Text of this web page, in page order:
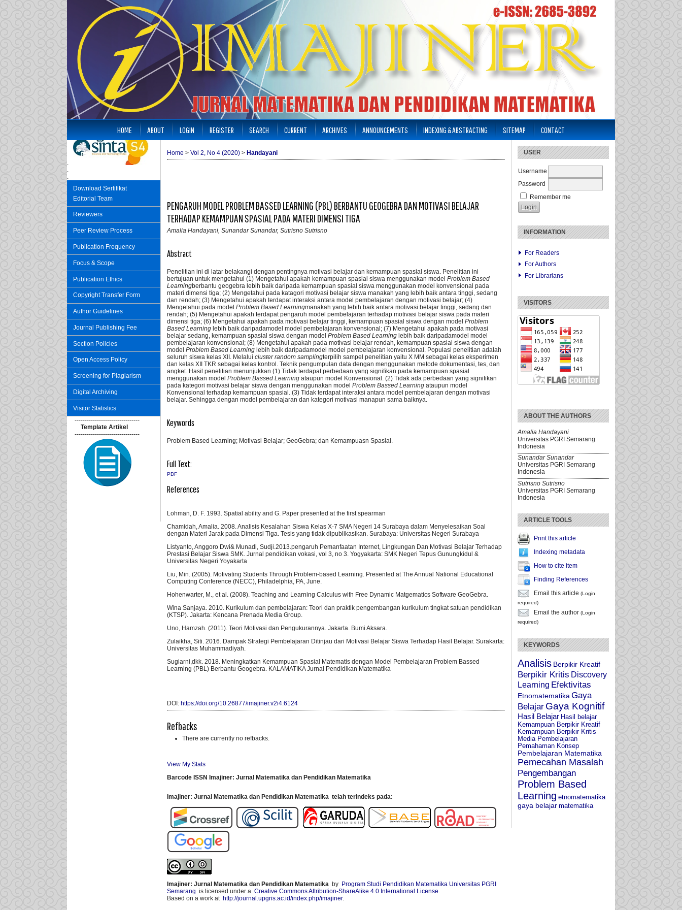
.
.
.
Download Sertifikat
Editorial Team
Reviewers
Peer Review Process
Publication Frequency
Focus & Scope
Publication Ethics
Copyright Transfer Form
Author Guidelines
Journal Publishing Fee
Section Policies
Open Access Policy
Screening for Plagiarism
Digital Archiving
Visitor Statistics
--------------------------------
Template Artikel
--------------------------------
USER
Username
Password
Remember me
INFORMATION
For Readers
For Authors
For Librarians
VISITORS
ABOUT THE AUTHORS
Amalia Handayani
Universitas PGRI Semarang
Indonesia
Sunandar Sunandar
Universitas PGRI Semarang
Indonesia
Sutrisno Sutrisno
Universitas PGRI Semarang
Indonesia
ARTICLE TOOLS
Print this article
Indexing metadata
How to cite item
Finding References
Email this article (Login
required)
Email the author (Login
required)
KEYWORDS
Analisis Berpikir Kreatif
Berpikir Kritis Discovery
Learning Efektivitas
Etnomatematika Gaya
Belajar Gaya Kognitif
Hasil Belajar Hasil belajar
Kemampuan Berpikir Kreatif
Kemampuan Berpikir Kritis
Media Pembelajaran
Pemahaman Konsep
Pembelajaran Matematika
Pemecahan Masalah
Pengembangan
Problem Based
Learning etnomatematika
gaya belajar matematika
HOME ABOUT LOGIN REGISTER SEARCH CURRENT ARCHIVES ANNOUNCEMENTS INDEXING & ABSTRACTING SITEMAP CONTACT
Home > Vol 2, No 4 (2020) > Handayani
PENGARUH MODEL PROBLEM BASSED LEARNING (PBL) BERBANTU GEOGEBRA DAN MOTIVASI BELAJAR
TERHADAP KEMAMPUAN SPASIAL PADA MATERI DIMENSI TIGA
Amalia Handayani, Sunandar Sunandar, Sutrisno Sutrisno
Abstract
Penelitian ini di latar belakangi dengan pentingnya motivasi belajar dan kemampuan spasial siswa. Penelitian ini
bertujuan untuk mengetahui (1) Mengetahui apakah kemampuan spasial siswa menggunakan model Problem Based
Learningberbantu geogebra lebih baik daripada kemampuan spasial siswa menggunakan model konvensional pada
materi dimensi tiga; (2) Mengetahui pada katagori motivasi belajar siswa manakah yang lebih baik antara tinggi, sedang
dan rendah; (3) Mengetahui apakah terdapat interaksi antara model pembelajaran dengan motivasi belajar; (4)
Mengetahui pada model Problem Based Learningmanakah yang lebih baik antara motivasi belajar tinggi, sedang dan
rendah; (5) Mengetahui apakah terdapat pengaruh model pembelajaran terhadap motivasi belajar siswa pada materi
dimensi tiga; (6) Mengetahui apakah pada motivasi belajar tinggi, kemampuan spasial siswa dengan model Problem
Based Learning lebih baik daripadamodel model pembelajaran konvensional; (7) Mengetahui apakah pada motivasi
belajar sedang, kemampuan spasial siswa dengan model Problem Based Learning lebih baik daripadamodel model
pembelajaran konvensional; (8) Mengetahui apakah pada motivasi belajar rendah, kemampuan spasial siswa dengan
model Problem Based Learning lebih baik daripadamodel model pembelajaran konvensional. Populasi penelitian adalah
seluruh siswa kelas XII. Melalui cluster random samplingterpilih sampel penelitian yaitu X MM sebagai kelas eksperimen
dan kelas XII TKR sebagai kelas kontrol. Teknik pengumpulan data dengan menggunakan metode dokumentasi, tes, dan
angket. Hasil penelitian menunjukkan (1) Tidak terdapat perbedaan yang signifikan pada kemampuan spasial
menggunakan model Problem Bassed Learning ataupun model Konvensional. (2) Tidak ada perbedaan yang signifikan
pada kategori motivasi belajar siswa dengan menggunakan model Problem Bassed Learning ataupun model
Konvensional terhadap kemampuan spasial. (3) Tidak terdapat interaksi antara model pembelajaran dengan motivasi
belajar. Sehingga dengan model pembelajaran dan kategori motivasi manapun sama baiknya.
Keywords
Problem Based Learning; Motivasi Belajar; GeoGebra; dan Kemampuasn Spasial.
Full Text:
PDF
References
Lohman, D. F. 1993. Spatial ability and G. Paper presented at the first spearman
Chamidah, Amalia. 2008. Analisis Kesalahan Siswa Kelas X-7 SMA Negeri 14 Surabaya dalam Menyelesaikan Soal
dengan Materi Jarak pada Dimensi Tiga. Tesis yang tidak dipublikasikan. Surabaya: Universitas Negeri Surabaya
Listyanto, Anggoro Dwi& Munadi, Sudji.2013.pengaruh Pemanfaatan Internet, Lingkungan Dan Motivasi Belajar Terhadap
Prestasi Belajar Siswa SMK. Jurnal pendidikan vokasi, vol 3, no 3. Yogyakarta: SMK Negeri Tepus Gunungkidul &
Universitas Negeri Yoyakarta
Liu, Min. (2005). Motivating Students Through Problem-based Learning. Presented at The Annual National Educational
Computing Conference (NECC), Philadelphia, PA, June.
Hohenwarter, M., et al. (2008). Teaching and Learning Calculus with Free Dynamic Matgematics Software GeoGebra.
Wina Sanjaya. 2010. Kurikulum dan pembelajaran: Teori dan praktik pengembangan kurikulum tingkat satuan pendidikan
(KTSP). Jakarta: Kencana Prenada Media Group.
Uno, Hamzah. (2011). Teori Motivasi dan Pengukurannya. Jakarta. Bumi Aksara.
Zulaikha, Siti. 2016. Dampak Strategi Pembelajaran Ditinjau dari Motivasi Belajar Siswa Terhadap Hasil Belajar. Surakarta:
Universitas Muhammadiyah.
Sugiarni,dkk. 2018. Meningkatkan Kemampuan Spasial Matematis dengan Model Pembelajaran Problem Bassed
Learning (PBL) Berbantu Geogebra. KALAMATIKA Jurnal Pendidikan Matematika
DOI: https://doi.org/10.26877/imajiner.v2i4.6124
Refbacks
There are currently no refbacks.
View My Stats
Barcode ISSN Imajiner: Jurnal Matematika dan Pendidikan Matematika
Imajiner: Jurnal Matematika dan Pendidikan Matematika telah terindeks pada:
Imajiner: Jurnal Matematika dan Pendidikan Matematika by Program Studi Pendidikan Matematika Universitas PGRI
Semarang is licensed under a Creative Commons Attribution-ShareAlike 4.0 International License.
Based on a work at http://journal.upgris.ac.id/index.php/imajiner.